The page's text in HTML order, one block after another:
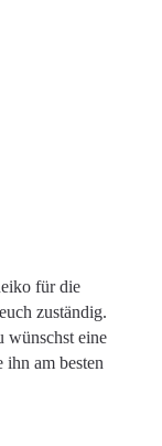
für die
zuständig.
wünschst eine
am besten